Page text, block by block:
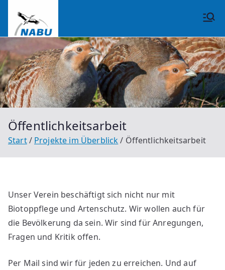
Inhalt
springen
NABU
Großrinderfeld
Öffentlichkeitsarbeit
Start Projekte im Überblick Öffentlichkeitsarbeit
Unser Verein beschäftigt sich nicht nur mit
Biotoppflege und Artenschutz. Wir wollen auch für
die Bevölkerung da sein. Wir sind für Anregungen,
Fragen und Kritik offen.
Per Mail sind wir für jeden zu erreichen. Und auf